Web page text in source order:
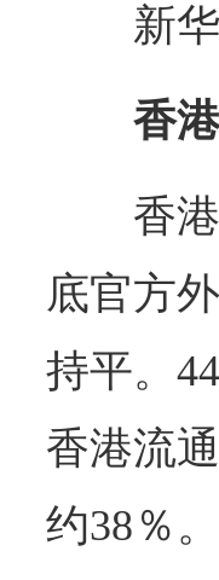
新
香
香
底官方
持平。
香港流
约38％。